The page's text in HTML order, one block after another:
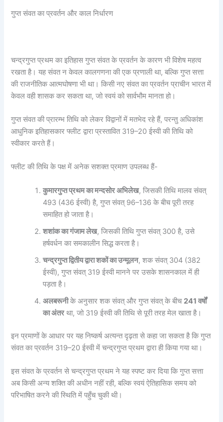
गुप्त संवत का प्रवर्तन और काल निर्धारण
चन्द्रगुप्त प्रथम का इतिहास गुप्त संवत के प्रवर्तन के कारण भी विशेष महत्व
रखता है। यह संवत न केवल कालगणना की एक प्रणाली था, बल्कि गुप्त सत्ता
की राजनीतिक आत्मघोषणा भी था। किसी नए संवत का प्रवर्तन प्राचीन भारत में
केवल वही शासक कर सकता था, जो स्वयं को सार्वभौम मानता हो।
गुप्त संवत की प्रारम्भ तिथि को लेकर विद्वानों में मतभेद रहे हैं, परन्तु अधिकांश
आधुनिक इतिहासकार फ्लीट द्वारा प्रस्तावित 319–20 ईस्वी की तिथि को
स्वीकार करते हैं।
फ्लीट की तिथि के पक्ष में अनेक सशक्त प्रमाण उपलब्ध हैं-
कुमारगुप्त प्रथम का मन्दसोर अभिलेख, जिसकी तिथि मालव संवत्
493 (436 ईस्वी) है, गुप्त संवत् 96–136 के बीच पूरी तरह
समाहित हो जाता है।
शशांक का गंजाम लेख, जिसकी तिथि गुप्त संवत् 300 है, उसे
हर्षवर्धन का समकालीन सिद्ध करता है।
चन्द्रगुप्त द्वितीय द्वारा शकों का उन्मूलन, शक संवत् 304 (382
ईस्वी), गुप्त संवत् 319 ईस्वी मानने पर उसके शासनकाल में ही
पड़ता है।
अलबरूनीके अनुसार शक संवत् और गुप्त संवत् के बीच 241वर्षों
का अंतरथा, जो 319 ईस्वी की तिथि से पूरी तरह मेल खाता है।
इन प्रमाणों के आधार पर यह निष्कर्ष अत्यन्त दृढ़ता से कहा जा सकता है कि गुप्त
संवत का प्रवर्तन 319–20 ईस्वी में चन्द्रगुप्त प्रथम द्वारा ही किया गया था।
इस संवत के प्रवर्तन से चन्द्रगुप्त प्रथम ने यह स्पष्ट कर दिया कि गुप्त सत्ता
अब किसी अन्य शक्ति की अधीन नहीं रही, बल्कि स्वयं ऐतिहासिक समय को
परिभाषित करने की स्थिति में पहुँच चुकी थी।